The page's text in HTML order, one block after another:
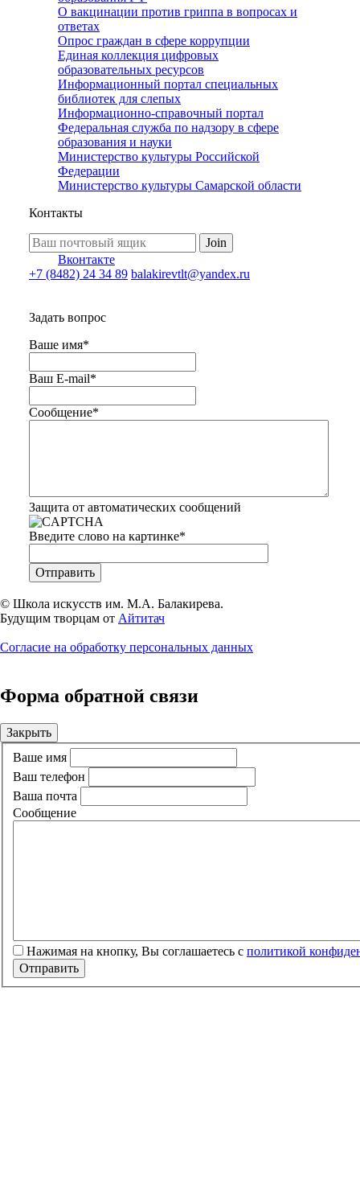
О вакцинации против гриппа в вопросах и
ответах
Опрос граждан в сфере коррупции
Единая коллекция цифровых
образовательных ресурсов
Информационный портал специальных
библиотек для слепых
Информационно-справочный портал
Федеральная служба по надзору в сфере
образования и науки
Министерство культуры Российской
Федерации
Министерство культуры Самарской области
Контакты
Join
Вконтакте
+7 (8482) 24 34 89 balakirevtlt@yandex.ru
Задать вопрос
Ваше имя*
Ваш E-mail*
Сообщение*
Защита от автоматических сообщений
Введите слово на картинке*
© Школа искусств им. М.А. Балакирева.
Будущим творцам от Айтитач
Согласие на обработку персональных данных
Форма обратной связи
Закрыть
Ваше имя
Ваш телефон
Ваша почта
Сообщение
Нажимая на кнопку, Вы соглашаетесь c политикой
Отправить